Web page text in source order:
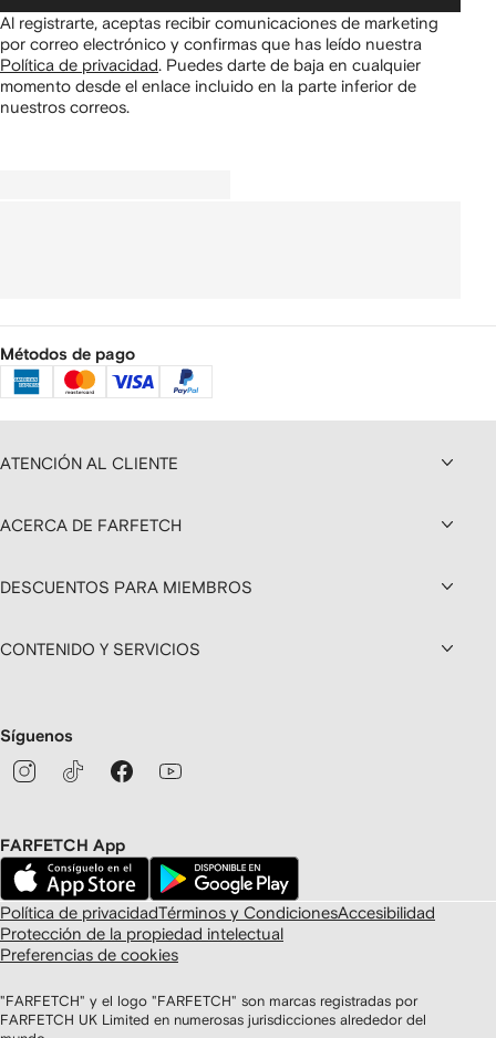
Al registrarte, aceptas recibir comunicaciones de marketing
por correo electrónico y confirmas que has leído nuestra
Política de privacidad. Puedes darte de baja en cualquier
momento desde el enlace incluido en la parte inferior de
nuestros correos.
Métodos de pago
ATENCIÓN AL CLIENTE
ACERCA DE FARFETCH
DESCUENTOS PARA MIEMBROS
CONTENIDO Y SERVICIOS
Síguenos
FARFETCH App
Política de privacidadTérminos y CondicionesAccesibilidad
Protección de la propiedad intelectual
Preferencias de cookies
"FARFETCH" y el logo "FARFETCH" son marcas registradas por
FARFETCH UK Limited en numerosas jurisdicciones alrededor del